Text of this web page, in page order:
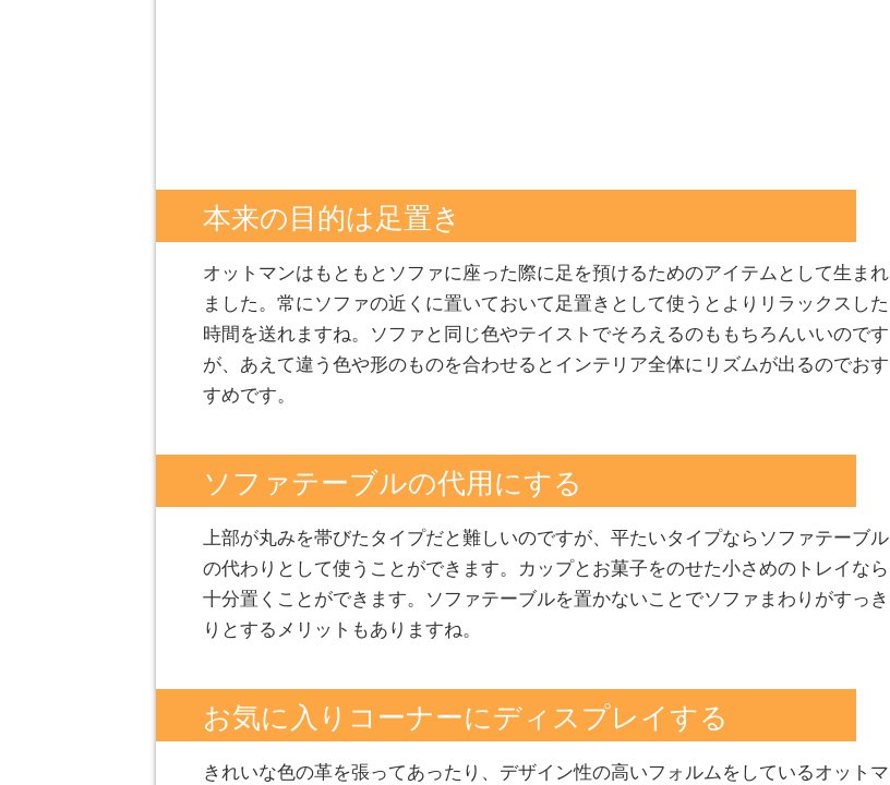
本来の目的は足置き
オットマンはもともとソファに座った際に足を預けるためのアイテムとして生まれ
ました。常にソファの近くに置いておいて足置きとして使うとよりリラックスした
時間を送れますね。ソファと同じ色やテイストでそろえるのももちろんいいのです
が、あえて違う色や形のものを合わせるとインテリア全体にリズムが出るのでおす
すめです。
ソファテーブルの代用にする
上部が丸みを帯びたタイプだと難しいのですが、平たいタイプならソファテーブル
の代わりとして使うことができます。カップとお菓子をのせた小さめのトレイなら
十分置くことができます。ソファテーブルを置かないことでソファまわりがすっき
りとするメリットもありますね。
お気に入りコーナーにディスプレイする
きれいな色の革を張ってあったり、デザイン性の高いフォルムをしているオットマ